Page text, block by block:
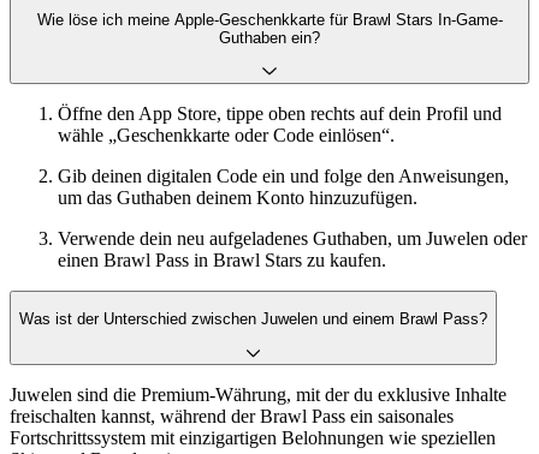
Wie löse ich meine Apple-Geschenkkarte für Brawl Stars In-Game-
Guthaben ein?
Öffne den App Store, tippe oben rechts auf dein Profil und
wähle „Geschenkkarte oder Code einlösen“.
Gib deinen digitalen Code ein und folge den Anweisungen,
um das Guthaben deinem Konto hinzuzufügen.
Verwende dein neu aufgeladenes Guthaben, um Juwelen oder
einen Brawl Pass in Brawl Stars zu kaufen.
Was ist der Unterschied zwischen Juwelen und einem Brawl Pass?
Juwelen sind die Premium-Währung, mit der du exklusive Inhalte
freischalten kannst, während der Brawl Pass ein saisonales
Fortschrittssystem mit einzigartigen Belohnungen wie speziellen